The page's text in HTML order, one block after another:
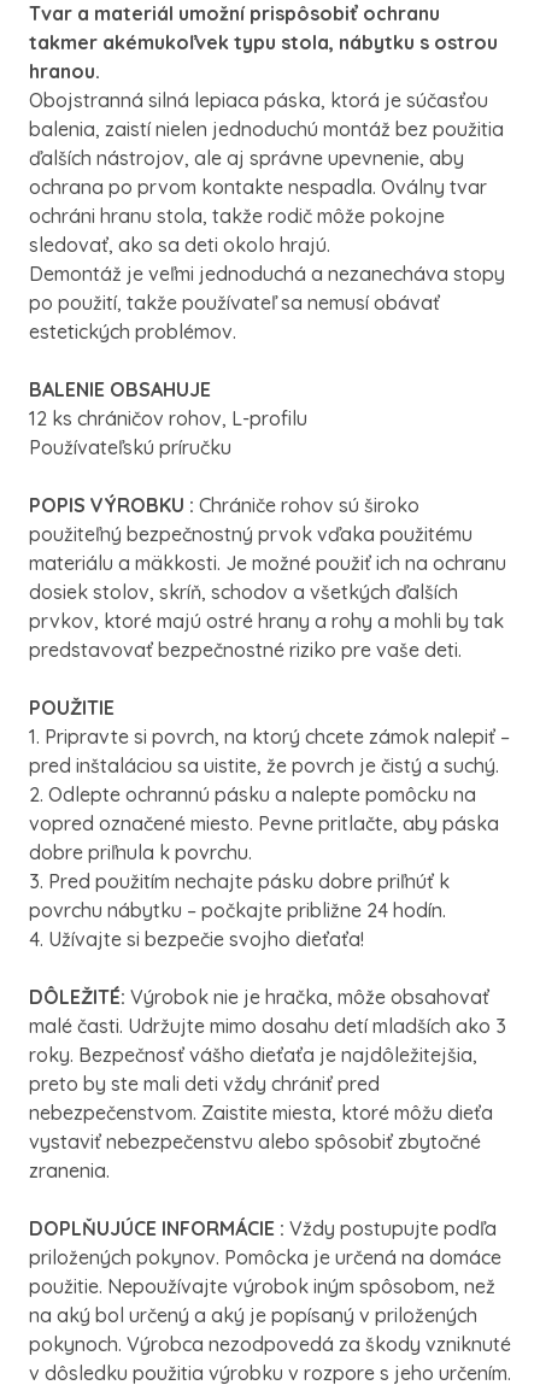
Tvar a materiál umožní prispôsobiť ochranu
takmer akémukoľvek typu stola, nábytku s ostrou
hranou.
Obojstranná silná lepiaca páska, ktorá je súčasťou
balenia, zaistí nielen jednoduchú montáž bez použitia
ďalších nástrojov, ale aj správne upevnenie, aby
ochrana po prvom kontakte nespadla. Oválny tvar
ochráni hranu stola, takže rodič môže pokojne
sledovať, ako sa deti okolo hrajú.
Demontáž je veľmi jednoduchá a nezanecháva stopy
po použití, takže používateľ sa nemusí obávať
estetických problémov.
BALENIE OBSAHUJE
12 ks chráničov rohov, L-profilu
Používateľskú príručku
POPIS VÝROBKU : Chrániče rohov sú široko
použiteľný bezpečnostný prvok vďaka použitému
materiálu a mäkkosti. Je možné použiť ich na ochranu
dosiek stolov, skríň, schodov a všetkých ďalších
prvkov, ktoré majú ostré hrany a rohy a mohli by tak
predstavovať bezpečnostné riziko pre vaše deti.
POUŽITIE
1. Pripravte si povrch, na ktorý chcete zámok nalepiť –
pred inštaláciou sa uistite, že povrch je čistý a suchý.
2. Odlepte ochrannú pásku a nalepte pomôcku na
vopred označené miesto. Pevne pritlačte, aby páska
dobre priľnula k povrchu.
3. Pred použitím nechajte pásku dobre priľnúť k
povrchu nábytku – počkajte približne 24 hodín.
4. Užívajte si bezpečie svojho dieťaťa!
DÔLEŽITÉ: Výrobok nie je hračka, môže obsahovať
malé časti. Udržujte mimo dosahu detí mladších ako 3
roky. Bezpečnosť vášho dieťaťa je najdôležitejšia,
preto by ste mali deti vždy chrániť pred
nebezpečenstvom. Zaistite miesta, ktoré môžu dieťa
vystaviť nebezpečenstvu alebo spôsobiť zbytočné
zranenia.
DOPLŇUJÚCE INFORMÁCIE : Vždy postupujte podľa
priložených pokynov. Pomôcka je určená na domáce
použitie. Nepoužívajte výrobok iným spôsobom, než
na aký bol určený a aký je popísaný v priložených
pokynoch. Výrobca nezodpovedá za škody vzniknuté
v dôsledku použitia výrobku v rozpore s jeho určením.